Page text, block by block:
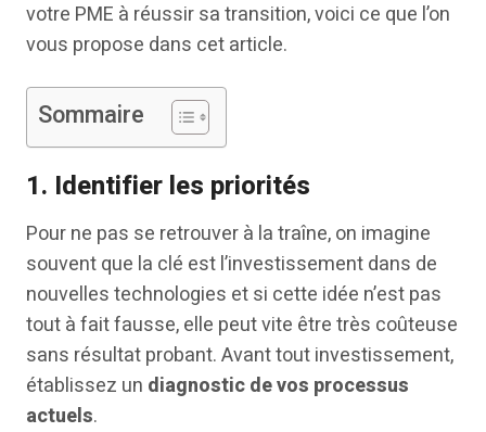
votre PME à réussir sa transition, voici ce que l’on
vous propose dans cet article.
Sommaire
1. Identifier les priorités
Pour ne pas se retrouver à la traîne, on imagine
souvent que la clé est l’investissement dans de
nouvelles technologies et si cette idée n’est pas
tout à fait fausse, elle peut vite être très coûteuse
sans résultat probant. Avant tout investissement,
établissez un diagnostic de vos processus
actuels.